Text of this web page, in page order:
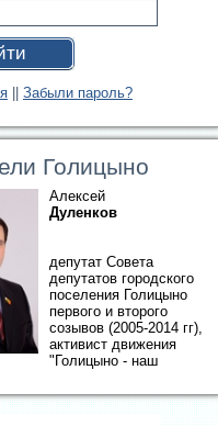
Забыли пароль?
Голицыно
Алексей
Дуленков
депутат Совета
депутатов городского
поселения Голицыно
первого и второго
созывов (2005-2014 гг),
активист движения
"Голицыно - наш